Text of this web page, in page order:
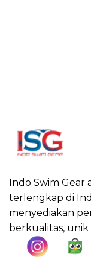
Indo Swim Gear
terlengkap di
menyediakan
berkualitas, unik